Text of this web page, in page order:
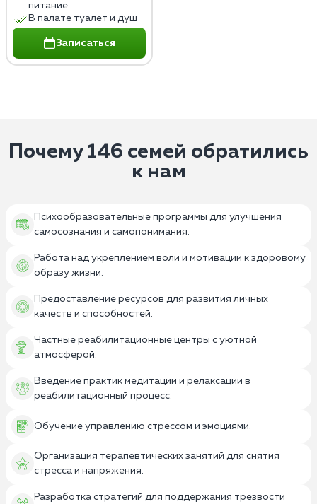
питание
В палате туалет и душ
Записаться
Почему 146 семей обратились
к нам
Психообразовательные программы для улучшения
самосознания и самопонимания.
Работа над укреплением воли и мотивации к здоровому
образу жизни.
Предоставление ресурсов для развития личных
качеств и способностей.
Частные реабилитационные центры с уютной
атмосферой.
Введение практик медитации и релаксации в
реабилитационный процесс.
Обучение управлению стрессом и эмоциями.
Организация терапевтических занятий для снятия
стресса и напряжения.
Разработка стратегий для поддержания трезвости